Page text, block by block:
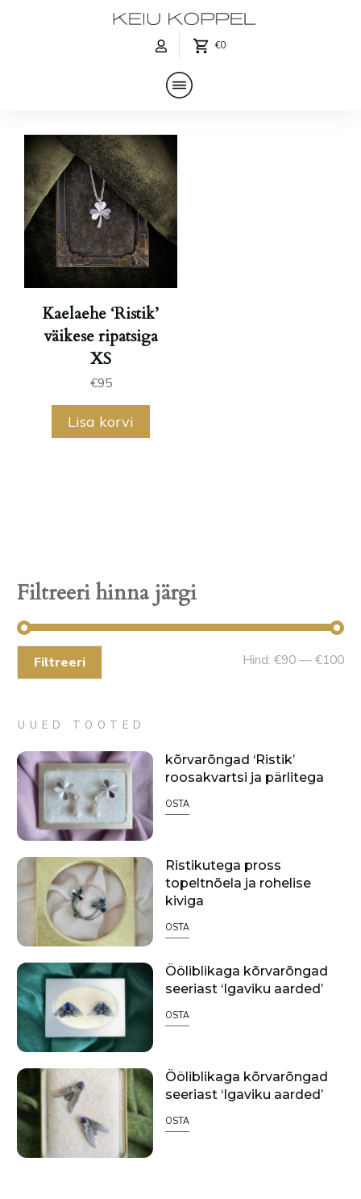
€0
Kaelaehe ‘Ristik’
väikese ripatsiga
XS
€95
Lisa korvi
Filtreeri hinna järgi
Filtreeri Hind: €90—€100
UUED TOOTED
kõrvarõngad ‘Ristik’
roosakvartsi ja pärlitega
OSTA
Ristikutega pross
topeltnõela ja rohelise
kiviga
OSTA
Ööliblikaga kõrvarõngad
seeriast ‘Igaviku aarded’
OSTA
Ööliblikaga kõrvarõngad
seeriast ‘Igaviku aarded’
OSTA